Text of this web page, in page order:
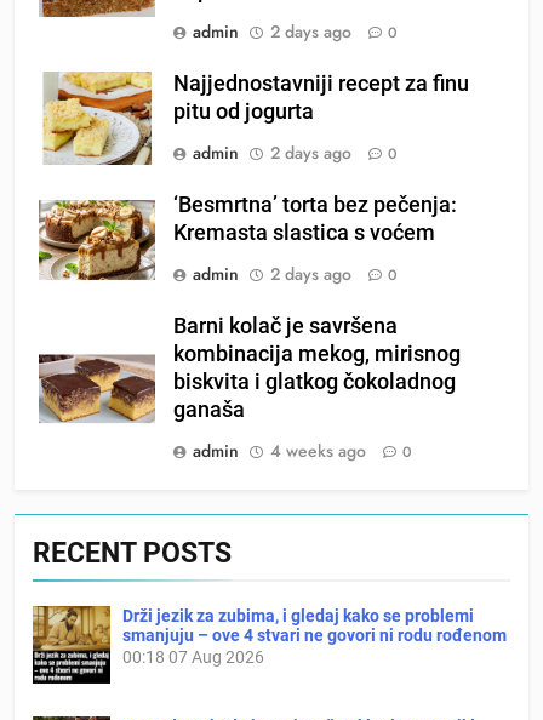
admin
2 days ago 0
Najjednostavniji recept za finu
pitu od jogurta
admin
2 days ago 0
‘Besmrtna’ torta bez pečenja:
Kremasta slastica s voćem
admin
2 days ago 0
Barni kolač je savršena
kombinacija mekog, mirisnog
biskvita i glatkog čokoladnog
ganaša
admin
4 weeks ago 0
RECENT POSTS
Drži jezik za zubima, i gledaj kako se problemi
smanjuju – ove 4 stvari ne govori ni rodu rođenom
00:18 07 Aug 2026